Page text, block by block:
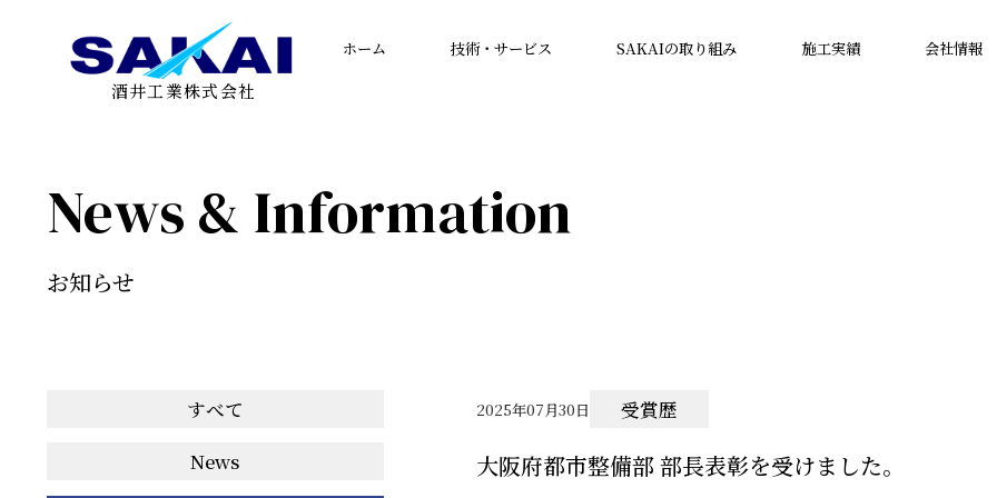
酒井工業株式会社
ホーム 技術・サービス SAKAIの取り組み 施工実績 会社情報
News & Information
お知らせ
すべて
News
2025年07月30日 受賞歴
大阪府都市整備部 部長表彰を受けました。